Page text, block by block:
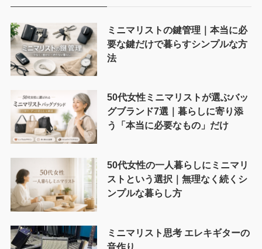
ミニマリストの鍵管理｜本当に必
要な鍵だけで暮らすシンプルな方
法
50代女性ミニマリストが選ぶバッ
グブランド7選｜暮らしに寄り添
う「本当に必要なもの」だけ
50代女性の一人暮らしにミニマリ
ストという選択｜無理なく続くシ
ンプルな暮らし方
ミニマリスト思考 エレキギターの
音作り